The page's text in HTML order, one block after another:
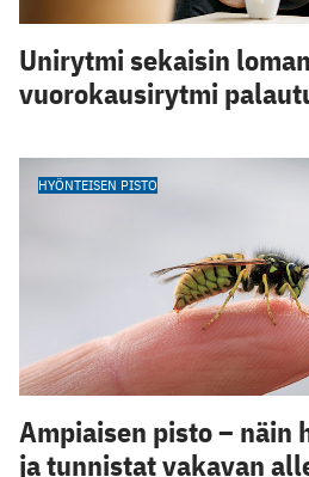
Unirytmi sekaisin
vuorokausirytmi
HYÖNTEISEN PISTO
Ampiaisen pisto – näin
ja tunnistat vakavan